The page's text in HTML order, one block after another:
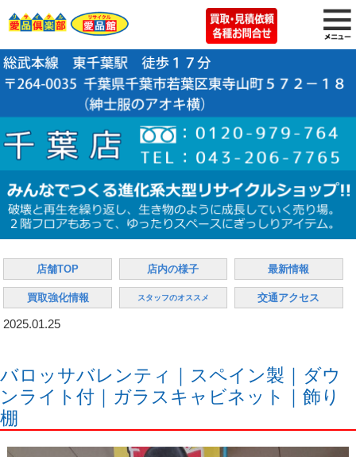
店舗TOP 店内の様子 最新情報
買取強化情報 スタッフのオススメ 交通アクセス
2025.01.25
バロッサバレンティ｜スペイン製｜ダウ
ンライト付｜ガラスキャビネット｜飾り
棚